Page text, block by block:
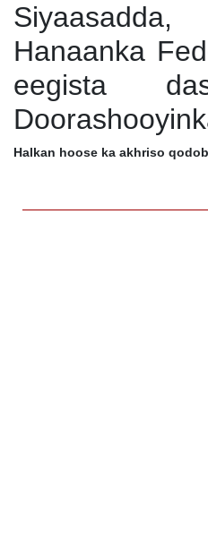
Hanaanka
eegista
Halkan hoose ka akhriso